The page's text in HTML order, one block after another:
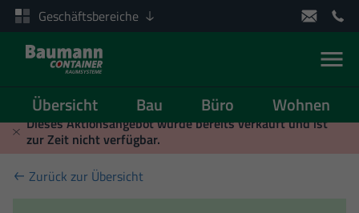
Zum Inhalt springen
Geschäftsbereiche
Übersicht Bau Büro Wohnen
Dieses Aktionsangebot wurde bereits verkauft und ist
zur Zeit nicht verfügbar.
Zurück zur Übersicht